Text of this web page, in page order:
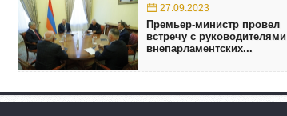
27.09.2023
Премьер-министр провел
встречу с руководителями
внепарламентских...